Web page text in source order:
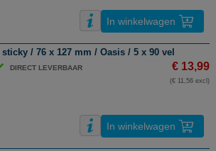
In winkelwagen
/ 76 x 127 mm / Oasis / 5 x 90 vel
DIRECT LEVERBAAR € 13,99
(€ 11,56 excl)
In winkelwagen